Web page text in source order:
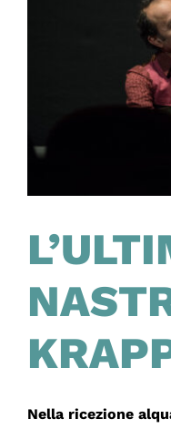
Nella ricezione